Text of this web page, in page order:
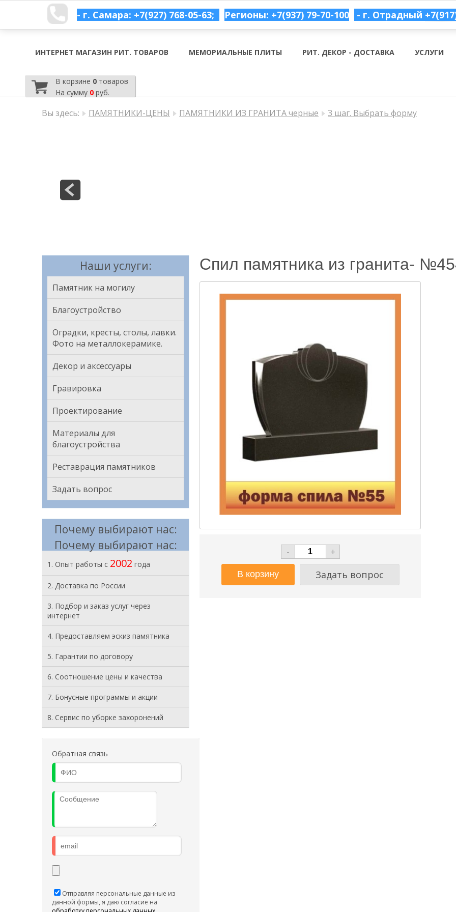
- г. Самара: +7(927) 768-05-63; Регионы: +7(937) 79-70-100 - г. Отрадный
ИНТЕРНЕТ МАГАЗИН РИТ. ТОВАРОВ МЕМОРИАЛЬНЫЕ ПЛИТЫ РИТ. ДЕКОР - ДОСТАВКА УСЛУГИ
В корзине 0товаров
На сумму 0руб.
Вы здесь: ПАМЯТНИКИ-ЦЕНЫ ПАМЯТНИКИ ИЗ ГРАНИТА черные 3 шаг. Выбрать форму
Наши услуги:
Памятник на могилу
Благоустройство
Оградки, кресты, столы, лавки.
Фото на металлокерамике.
Декор и аксессуары
Гравировка
Проектирование
Материалы для
благоустройства
Реставрация памятников
Задать вопрос
Почему выбирают нас:
Почему выбирают нас:
1. Опыт работы с 2002 года
2. Доставка по России
3. Подбор и заказ услуг через
интернет
4. Предоставляем эскиз памятника
5. Гарантии по договору
6. Соотношение цены и качества
7. Бонусные программы и акции
8. Cервис по уборке захоронений
Обратная связь
Отправляя персональные данные из
данной формы, я даю согласие на
Спил памятника из гранита-
-
+
Задать вопрос